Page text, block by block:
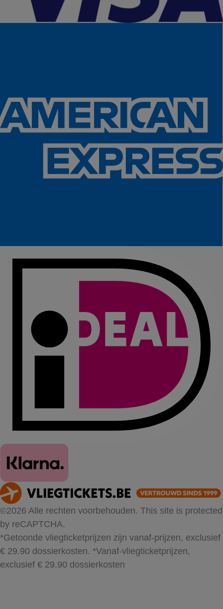
©2026 Alle rechten voorbehouden. This site is protected
by reCAPTCHA.
*Getoonde vliegticketprijzen zijn vanaf-prijzen, exclusief
€ 29.90 dossierkosten. *Vanaf-vliegticketprijzen,
exclusief € 29.90 dossierkosten